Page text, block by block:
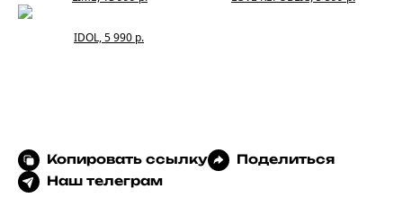
IDOL, 5 990 р.
Копировать ссылку
Поделиться
Наш телеграм